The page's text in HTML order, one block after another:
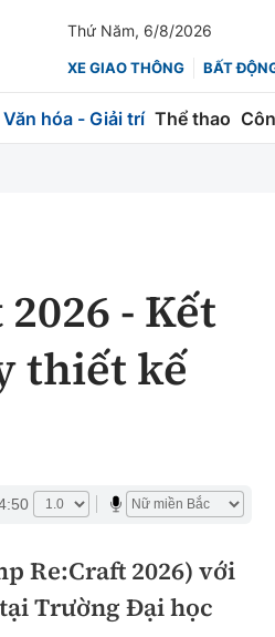
Thứ Năm, 6/8/2026
XE GIAO THÔNG BẤT
Văn hóa - Giải trí Thể thao
Chứng khoán
Bảo hiểm
- Kết
thiết kế
Re:Craft 2026) với
Trường Đại học